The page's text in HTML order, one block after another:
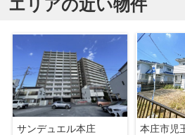
エリアの近い物件
サンデュエル本庄